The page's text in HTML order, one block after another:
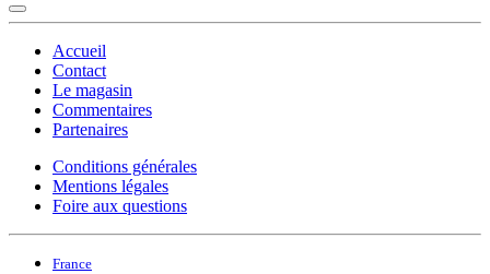
Accueil
Contact
Le magasin
Commentaires
Partenaires
Conditions générales
Mentions légales
Foire aux questions
France